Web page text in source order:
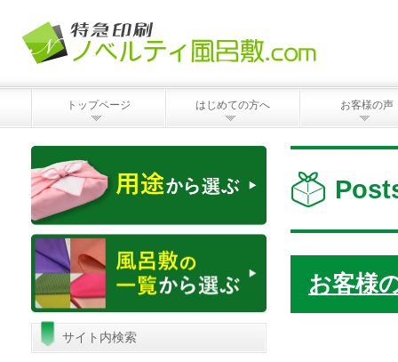
トップページ はじめての方へ お客様の声
お客様
サイト内検索